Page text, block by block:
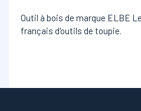
Outil à bois de marque ELBE
français d'outils de toupie.